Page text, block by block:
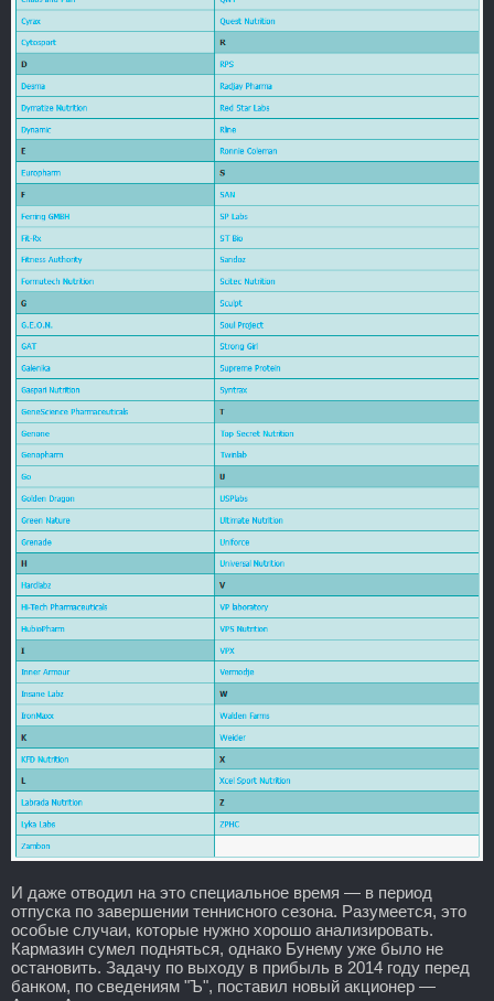
И даже отводил на это специальное время — в период
отпуска по завершении теннисного сезона. Разумеется, это
особые случаи, которые нужно хорошо анализировать.
Кармазин сумел подняться, однако Бунему уже было не
остановить. Задачу по выходу в прибыль в 2014 году перед
банком, по сведениям "Ъ", поставил новый акционер —